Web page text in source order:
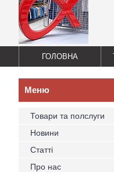
ГОЛОВНА
Товари та полслуги
Новини
Статті
Про нас